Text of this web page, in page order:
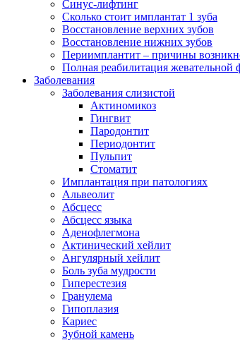
Синус-лифтинг
Сколько стоит имплантат 1 зуба
Восстановление верхних зубов
Восстановление нижних зубов
Периимплантит – причины
Полная реабилитация жевательной
Заболевания
Заболевания слизистой
Актиномикоз
Гингвит
Пародонтит
Периодонтит
Пульпит
Стоматит
Имплантация при патологиях
Альвеолит
Абсцесс
Абсцесс языка
Аденофлегмона
Актинический хейлит
Ангулярный хейлит
Боль зуба мудрости
Гиперестезия
Гранулема
Гипоплазия
Кариес
Зубной камень